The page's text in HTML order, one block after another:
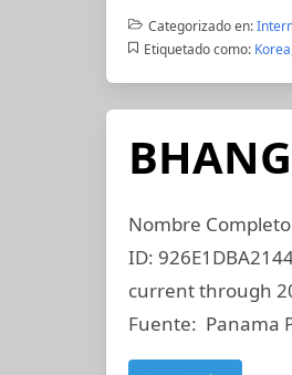
Categorizado en:
Etiquetado como:
Nombre Completo
ID:
current through
Fuente: Panama